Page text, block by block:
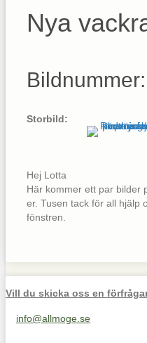
Nya
Storbild:
Hej Lotta
​Här kommer ett par bilder
er. Tusen tack för all hjälp
fönstren.
Vill du skicka oss en
Maila oss på info@allmoge.se
info@allmoge.se